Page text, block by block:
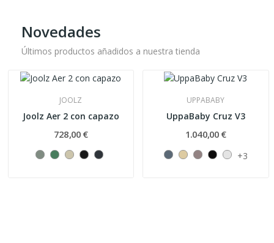
Novedades
Últimos productos añadidos a nuestra tienda
JOOLZ
Joolz Aer 2 con capazo
728,00 €
UPPABABY
UppaBaby Cruz V3
1.040,00 €
+3